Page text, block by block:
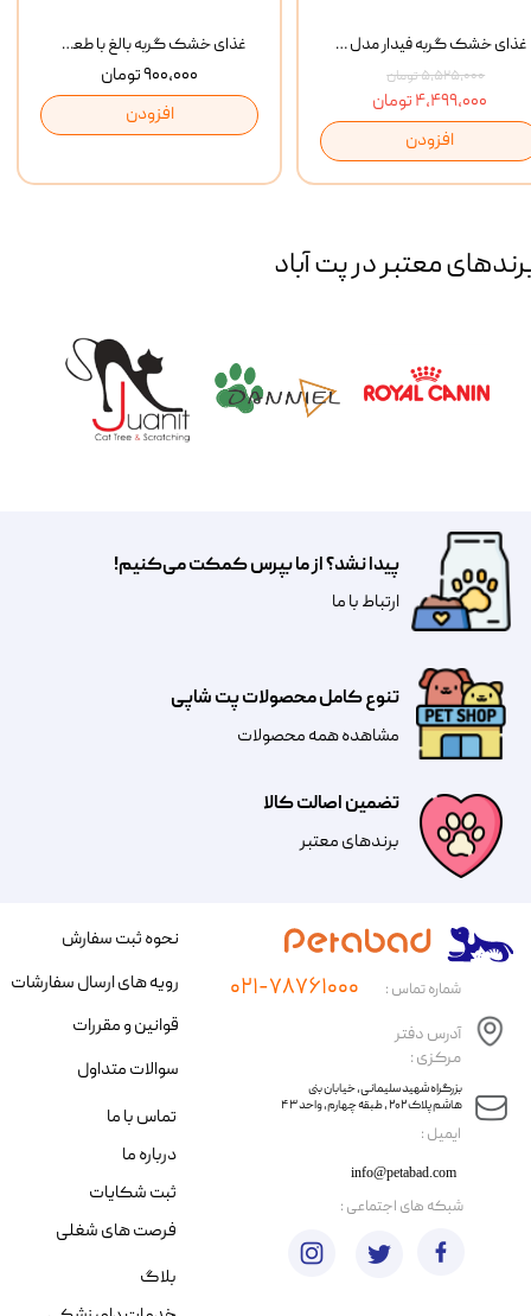
غذای خشک گربه بالغ با طعم مرغ و برنج رفلکس Reflex Multi Color Chicken And Rice وزن 1 کیلوگرم
۹۰۰,۰۰۰ تومان
افزودن
غذای خشک گربه فیدار مدل Adult وزن 10 کیلوگرم
۵,۵۲۵,۰۰۰ تومان
۴,۴۹۹,۰۰۰ تومان
افزودن
معتبر در پت آباد
تضمین اصالت کالا
​​برندهای معتبر​​​​​​​
تنوع کامل محصولات پت شاپی
مشاهده همه محصولات
پیدا نشد؟ از ما بپرس کمکت می‌کنیم!
​​​ارتباط با ما
​ایمیل :
آدرس دفتر
مرکزی :
info@petabad.com
​​بزرگراه شهید سلیمانی، خیابان بنی
هاشم پلاک ۲۰۲ ، طبقه چهارم، واحد ۴۳
شماره تماس : ۰۲۱-۷۸۷۶۱۰۰۰
نحوه ثبت سفارش
رویه های ارسال سفارشات
قوانین و مقررات
سوالات متداول
تماس با ما
درباره ما
ثبت شکایات
فرصت های شغلی
​شبکه های اجتماعی :
بلاگ